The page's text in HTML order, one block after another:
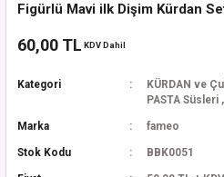
Figürlü Mavi ilk Dişim Kürdan
60,00 TL KDV Dahil
Kategori KÜRDAN ve
PASTA Süsleri ,
Marka fameo
Stok Kodu BBK0051